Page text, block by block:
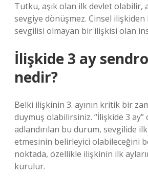
Tutku, aşık olan ilk devlet olabilir,
sevgiye dönüşmez. Cinsel ilişkiden
sevgilisi olmayan bir ilişkisi olan
İlişkide 3 ay
nedir?
Belki ilişkinin 3. ayının kritik bir
duymuş olabilirsiniz. “İlişkide 3 ay”
adlandırılan bu durum, sevgilide
etmesinin belirleyici olabileceğini
noktada, özellikle ilişkinin ilk
kurulur.